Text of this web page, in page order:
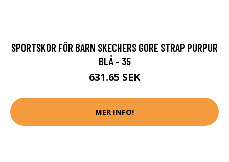
SPORTSKOR FÖR BARN SKECHERS GORE STRAP PURPUR
BLÅ - 35
631.65 SEK
MER INFO!